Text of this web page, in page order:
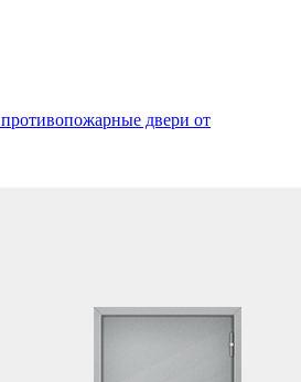
противопожарные двери от